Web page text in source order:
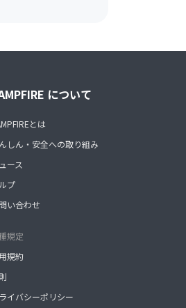
について
とは
しん・安全への取り組み
ース
プ
い合わせ
規定
規約
イバシーポリシー